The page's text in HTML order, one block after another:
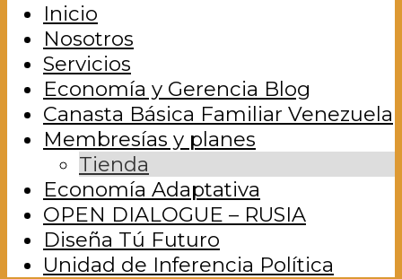
Inicio
Nosotros
Servicios
Economía y Gerencia Blog
Canasta Básica Familiar Venezuela
Membresías y planes
Tienda
Economía Adaptativa
OPEN DIALOGUE – RUSIA
Diseña Tú Futuro
Unidad de Inferencia Política